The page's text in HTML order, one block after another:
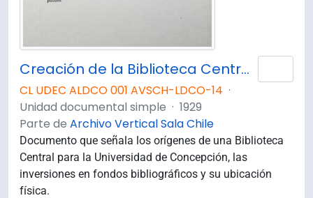
Creación de la Biblioteca Central. Memoria del Directorio / Universidad de Concepción.
CL UDEC ALDCO 001 AVSCH-LDCO-14 ·
Unidad documental simple · 1929
Parte de Archivo Vertical Sala Chile
Documento que señala los orígenes de una Biblioteca
Central para la Universidad de Concepción, las
inversiones en fondos bibliográficos y su ubicación
física.